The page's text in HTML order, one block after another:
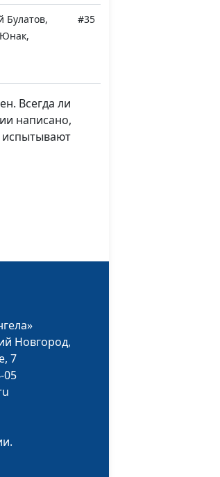
Булатов,
#35
Булатов,
#34
Булатов,
Булатов,
#31
Булатов,
Всегда ли
написано,
испытывают
Новгород,
7
05